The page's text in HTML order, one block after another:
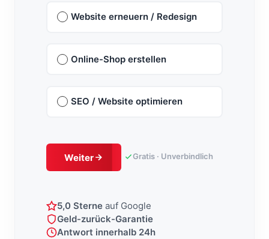
Website erneuern / Redesign
Online-Shop erstellen
SEO / Website optimieren
Weiter Gratis · Unverbindlich
5,0 Sterne auf Google
Geld-zurück-Garantie
Antwort innerhalb 24h